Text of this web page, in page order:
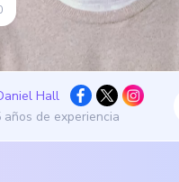
Hall
de experiencia